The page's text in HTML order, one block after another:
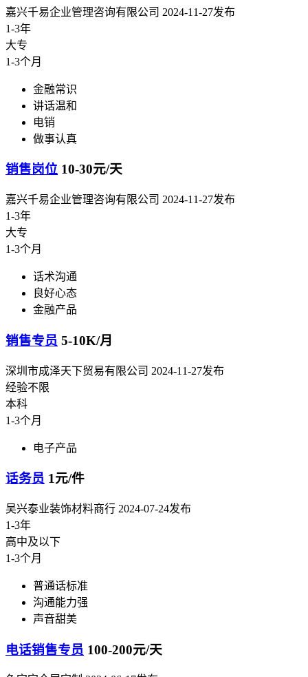
嘉兴千易企业管理咨询有限公司 2024-11-27发布
1-3年
大专
1-3个月
金融常识
讲话温和
电销
做事认真
销售岗位 10-30元/天
嘉兴千易企业管理咨询有限公司 2024-11-27发布
1-3年
大专
1-3个月
话术沟通
良好心态
金融产品
销售专员 5-10K/月
深圳市成泽天下贸易有限公司 2024-11-27发布
经验不限
本科
1-3个月
电子产品
话务员 1元/件
吴兴泰业装饰材料商行 2024-07-24发布
1-3年
高中及以下
1-3个月
普通话标准
沟通能力强
声音甜美
电话销售专员 100-200元/天